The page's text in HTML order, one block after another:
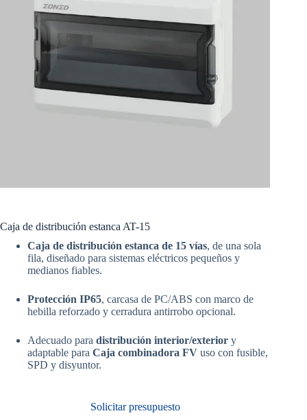
Caja de distribución estanca AT-15
Caja de distribución estanca de 15 vías, de una sola
fila, diseñado para sistemas eléctricos pequeños y
medianos fiables.
Protección IP65, carcasa de PC/ABS con marco de
hebilla reforzado y cerradura antirrobo opcional.
Adecuado para distribución interior/exterior y
adaptable para Caja combinadora FV uso con fusible,
SPD y disyuntor.
Solicitar presupuesto